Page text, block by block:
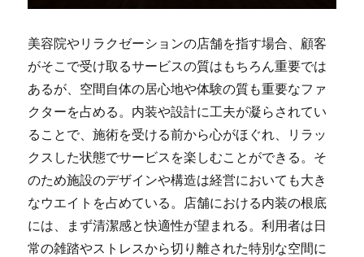
美容院やリラクゼーションの店舗を指す場合、顧客
がそこで受け取るサービスの質はもちろん重要では
あるが、空間自体の居心地や体験の質も重要なファ
クターを占める。 内装や設計に工夫が凝らされてい
ることで、施術を受ける前から心がほぐれ、リラッ
クスした状態でサービスを楽しむことができる。そ
のため施設のデザインや構造は経営においても大き
なウエイトを占めている。店舗における内装の根底
には、まず清潔感と快適性が望まれる。利用者は日
常の雑踏やストレスから切り離された特別な空間に